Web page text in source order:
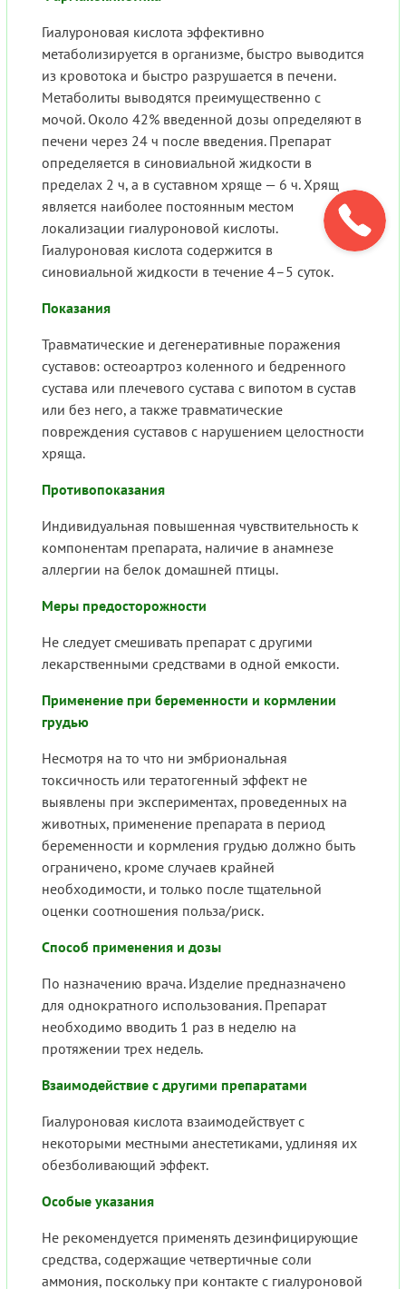
Гиалуроновая кислота эффективно
метаболизируется в организме, быстро выводится
из кровотока и быстро разрушается в печени.
Метаболиты выводятся преимущественно с
мочой. Около 42% введенной дозы определяют в
печени через 24 ч после введения. Препарат
определяется в синовиальной жидкости в
пределах 2 ч, а в суставном хряще — 6 ч. Хрящ
является наиболее постоянным местом
локализации гиалуроновой кислоты.
Гиалуроновая кислота содержится в
синовиальной жидкости в течение 4–5 суток.
Показания
Травматические и дегенеративные поражения
суставов: остеоартроз коленного и бедренного
сустава или плечевого сустава с випотом в сустав
или без него, а также травматические
повреждения суставов с нарушением целостности
хряща.
Противопоказания
Индивидуальная повышенная чувствительность к
компонентам препарата, наличие в анамнезе
аллергии на белок домашней птицы.
Меры предосторожности
Не следует смешивать препарат с другими
лекарственными средствами в одной емкости.
Применение при беременности и кормлении
грудью
Несмотря на то что ни эмбриональная
токсичность или тератогенный эффект не
выявлены при экспериментах, проведенных на
животных, применение препарата в период
беременности и кормления грудью должно быть
ограничено, кроме случаев крайней
необходимости, и только после тщательной
оценки соотношения польза/риск.
Способ применения и дозы
По назначению врача. Изделие предназначено
для однократного использования. Препарат
необходимо вводить 1 раз в неделю на
протяжении трех недель.
Взаимодействие с другими препаратами
Гиалуроновая кислота взаимодействует с
некоторыми местными анестетиками, удлиняя их
обезболивающий эффект.
Особые указания
Не рекомендуется применять дезинфицирующие
средства, содержащие четвертичные соли
аммония, поскольку при контакте с гиалуроновой